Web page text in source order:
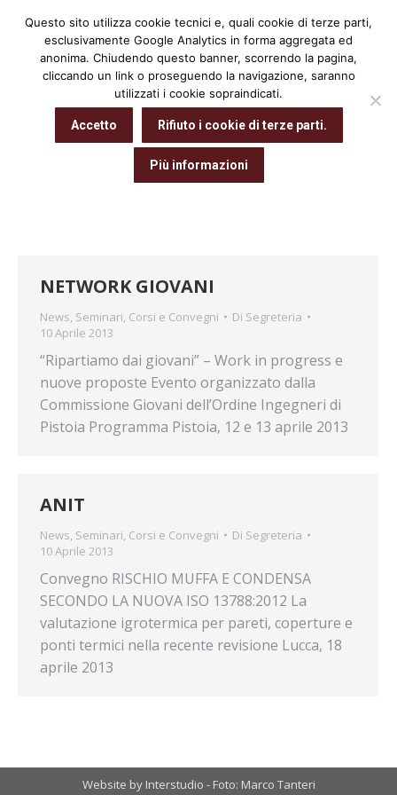
Cerca:
Archivio giornaliero:10 Aprile 2013
Tu sei qui:
Home 2013 Aprile 10
NETWORK GIOVANI
News, Seminari, Corsi e Convegni Di Segreteria
10 Aprile 2013
“Ripartiamo dai giovani” – Work in progress e
nuove proposte Evento organizzato dalla
Commissione Giovani dell’Ordine Ingegneri di
Pistoia Programma Pistoia, 12 e 13 aprile 2013
ANIT
News, Seminari, Corsi e Convegni Di Segreteria
10 Aprile 2013
Convegno RISCHIO MUFFA E CONDENSA
SECONDO LA NUOVA ISO 13788:2012 La
valutazione igrotermica per pareti, coperture e
ponti termici nella recente revisione Lucca, 18
aprile 2013
Website by Interstudio - Foto: Marco Tanteri
Questo sito utilizza cookie tecnici e, quali cookie di terze parti,
esclusivamente Google Analytics in forma aggregata ed
anonima. Chiudendo questo banner, scorrendo la pagina,
cliccando un link o proseguendo la navigazione, saranno
utilizzati i cookie sopraindicati.
Accetto Rifiuto i cookie di terze parti.
Più informazioni